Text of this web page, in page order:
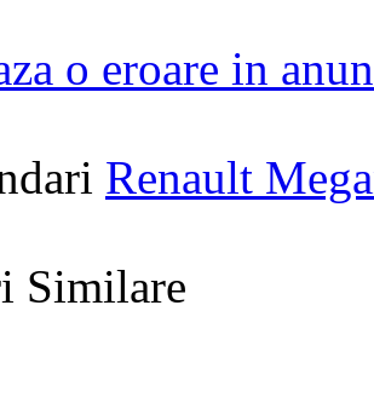
o eroare in
Renault
Similare